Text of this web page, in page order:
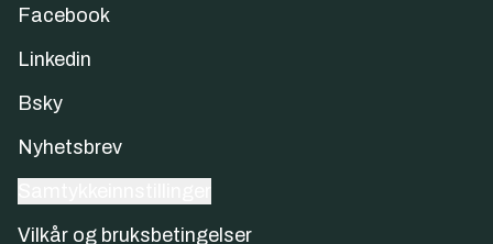
Facebook
Linkedin
Bsky
Nyhetsbrev
Vilkår og bruksbetingelser